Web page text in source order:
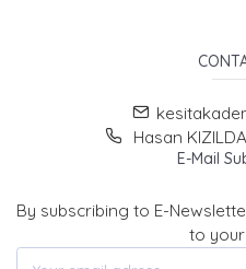
Hasan
E-Mail
By subscribing to E-
to